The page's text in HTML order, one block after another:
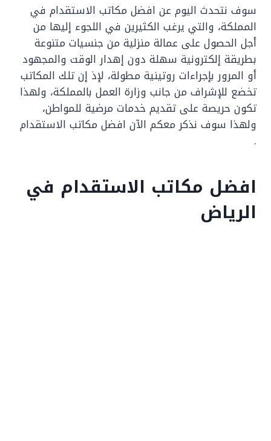
سوف نتحدث اليوم عن افضل مكاتب الاستقدام في
المملكة، والتي يرغب الكثيرين في اللجوء إليها من
أجل الحصول على عمالة منزلية من جنسيات متنوعة
بطريقة إلكترونية سهلة دون إهدار الوقت والمجهود
أو المرور بإجراءات روتينية مطولة، لإذ إن تلك المكاتب
تخضع للإشراف من جانب وزارة العمل بالمملكة، ولهذا
تكون حريصة على تقديم خدمات مرضية للمواطن،
ولهذا سوف نذكر معكم الآن افضل مكاتب الاستقدام
.
افضل مكاتب الاستقدام في
الرياض